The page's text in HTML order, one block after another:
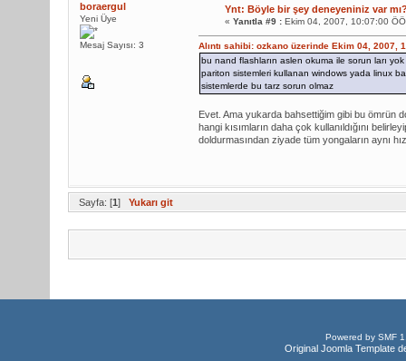
boraergul
Yeni Üye
Mesaj Sayısı: 3
Ynt: Böyle bir şey deneyeniniz var
« Yanıtla #9 :Ekim 04, 2007, 10:07:00
Alıntı sahibi: ozkano üzerinde Ekim 04, 2007,
bu nand flashların aslen okuma ile sorun ları
pariton sistemleri kullanan windows yada linux
sistemlerde bu tarz sorun olmaz
Evet. Ama yukarda bahsettiğim gibi bu ömrün
hangi kısımların daha çok kullanıldığını
doldurmasından ziyade tüm yongaların aynı
Sayfa: [1] Yukarı git
Powered by SMF
Original Joomla Template